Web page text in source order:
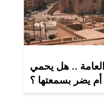
.. هل يحمي
أم يضر بسمعتها ؟